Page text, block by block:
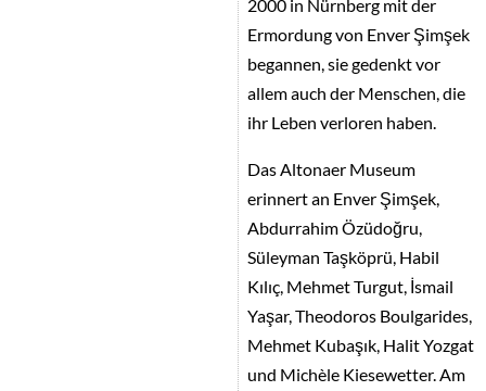
2000 in Nürnberg mit der
Ermordung von Enver Şimşek
begannen, sie gedenkt vor
allem auch der Menschen, die
ihr Leben verloren haben.
Das Altonaer Museum
erinnert an Enver Şimşek,
Abdurrahim Özüdoğru,
Süleyman Taşköprü, Habil
Kılıç, Mehmet Turgut, İsmail
Yaşar, Theodoros Boulgarides,
Mehmet Kubaşık, Halit Yozgat
und Michèle Kiesewetter. Am